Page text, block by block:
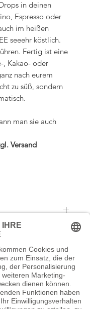
in deinen
Espresso oder
im heißen
seeehr köstlich.
Fertig ist eine
, Kakao- oder
nach eurem
zu süß, sondern
man sie auch
Versand
Gelatine, Wasser,
Überzugsmittel:
Versandkosten nach
6,90 EUR
von 29,00 € liefern
weißer
mit Sichtfenster
Nährwerte